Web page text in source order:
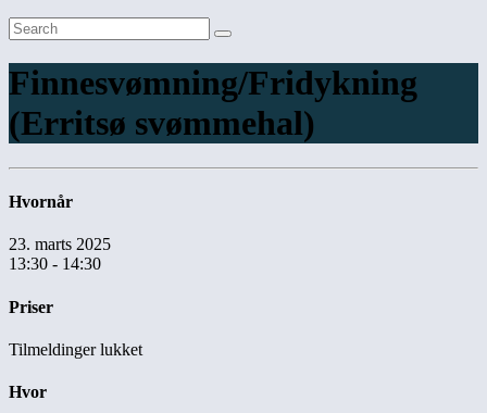
Finnesvømning/Fridykning
(Erritsø svømmehal)
Hvornår
23. marts 2025
13:30 - 14:30
Priser
Tilmeldinger lukket
Hvor